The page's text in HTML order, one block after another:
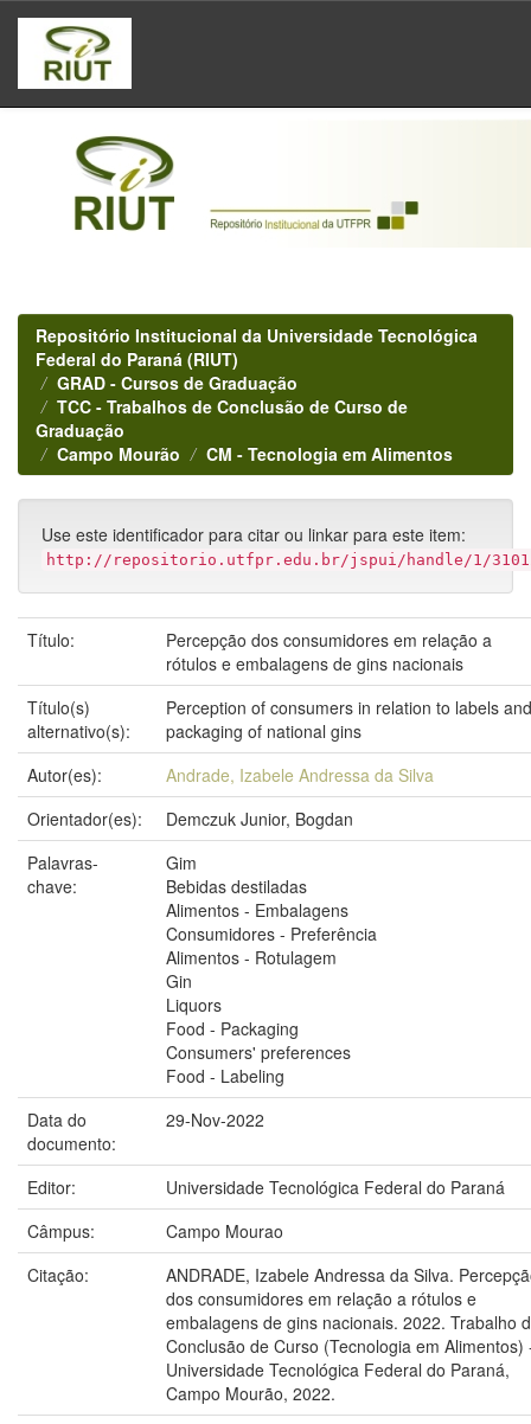
Skip
navigation
Repositório Institucional da Universidade Tecnológica
Federal do Paraná (RIUT)
GRAD - Cursos de Graduação
TCC - Trabalhos de Conclusão de Curso de
Graduação
Campo Mourão
CM - Tecnologia em Alimentos
Use este identificador para citar ou linkar para este item:
http://repositorio.utfpr.edu.br/jspui/handle/1/
Título:
Percepção dos consumidores em relação a
rótulos e embalagens de gins nacionais
Título(s)
alternativo(s):
Perception of consumers in relation to labels and
packaging of national gins
Autor(es):
Andrade, Izabele Andressa da Silva
Orientador(es):
Demczuk Junior, Bogdan
Palavras-
chave:
Gim
Bebidas destiladas
Alimentos - Embalagens
Consumidores - Preferência
Alimentos - Rotulagem
Gin
Liquors
Food - Packaging
Consumers' preferences
Food - Labeling
Data do
documento:
29-Nov-2022
Editor:
Universidade Tecnológica Federal do Paraná
Câmpus:
Campo Mourao
Citação:
ANDRADE, Izabele Andressa da Silva.
dos consumidores em relação a rótulos e
embalagens de gins nacionais. 2022. Trabalho
Conclusão de Curso (Tecnologia em Alimentos)
Universidade Tecnológica Federal do Paraná,
Campo Mourão, 2022.